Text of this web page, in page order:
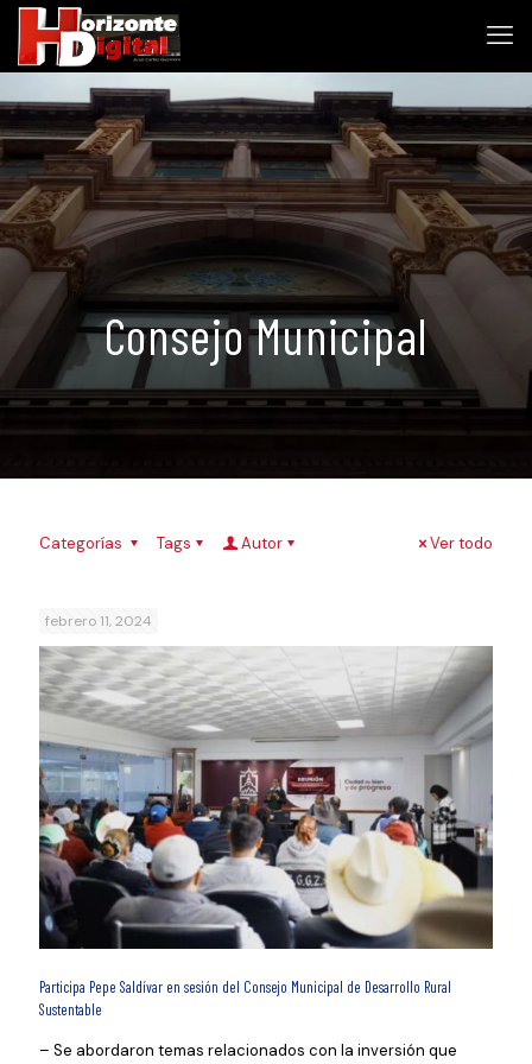
Consejo Municipal
Categorías Tags Autor Ver todo
febrero 11, 2024
Participa Pepe Saldívar en sesión del Consejo Municipal de Desarrollo Rural
Sustentable
– Se abordaron temas relacionados con la inversión que